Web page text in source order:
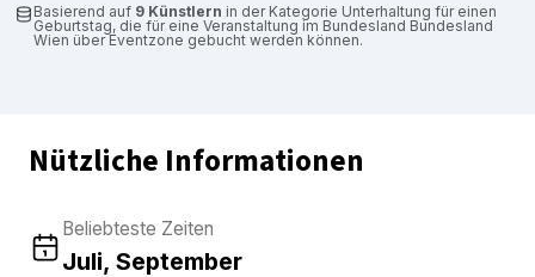
Basierend auf 9 Künstlern in der Kategorie Unterhaltung für einen
Geburtstag, die für eine Veranstaltung im Bundesland Bundesland
Wien über Eventzone gebucht werden können.
Nützliche Informationen
Beliebteste Zeiten
Juli, September